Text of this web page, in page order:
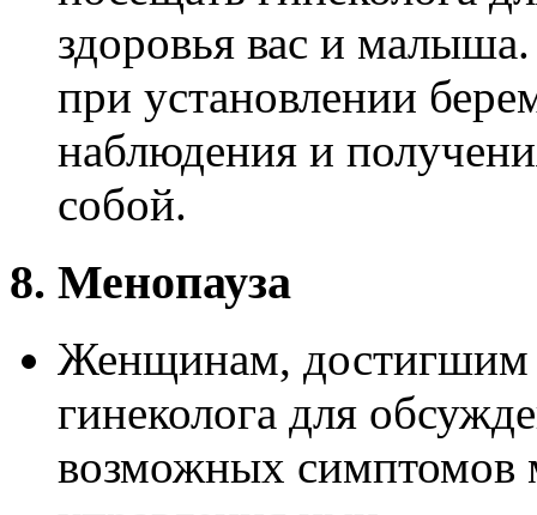
здоровья вас и
при установлении
наблюдения и
собой.
8. Менопауза
Женщинам, достигшим
гинеколога для
возможных симптомов